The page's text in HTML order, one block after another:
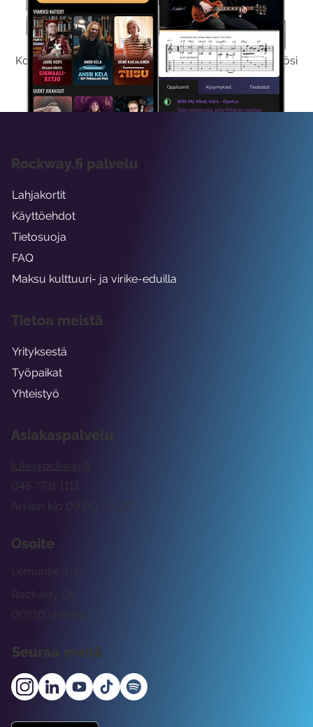
Kokeile Ilmaiseksi
Kokeilemalla ilmaiseksi saat koko sisältömme käyttöösi
viikon ajaksi.
Asiakaspalvelu
tuki@rockway.fi
Arkisin klo 09:00 -15:00
045 7731 1111
Osoite
Rockway Oy
Lemuntie 3-5
00510 Helsinki
Seuraa meitä
Rockway.fi palvelu
Lahjakortit
Käyttöehdot
Tietosuoja
FAQ
Maksu kulttuuri- ja virike-eduilla
Tietoa meistä
Yrityksestä
Työpaikat
Yhteistyö